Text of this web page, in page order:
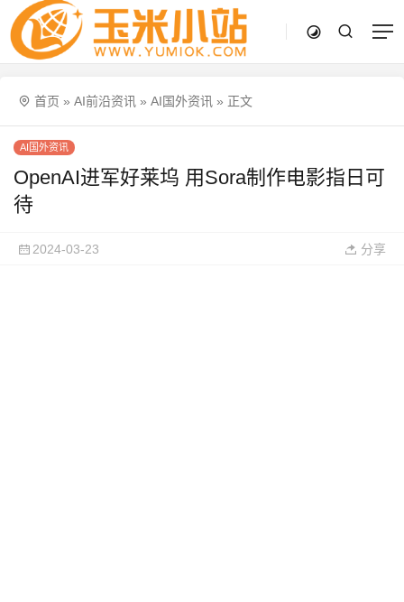
首页 » AI前沿资讯 » AI国外资讯 » 正文
AI国外资讯
OpenAI进军好莱坞 用Sora制作电影指日可
待
2024-03-23 分享